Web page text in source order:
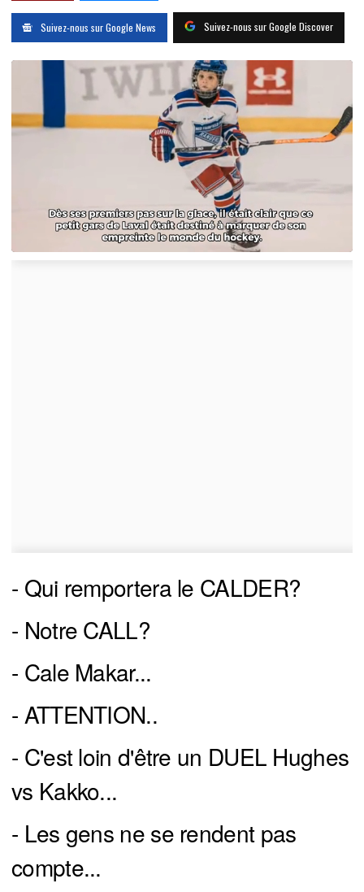
Suivez-nous sur Google News Suivez-nous sur Google Discover
- Qui remportera le CALDER?
- Notre CALL?
- Cale Makar...
- ATTENTION..
- C'est loin d'être un DUEL Hughes
vs Kakko...
- Les gens ne se rendent pas
compte...